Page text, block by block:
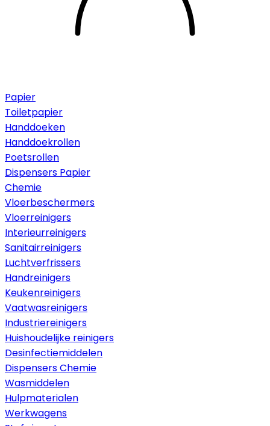
Papier
Toiletpapier
Handdoeken
Handdoekrollen
Poetsrollen
Dispensers Papier
Chemie
Vloerbeschermers
Vloerreinigers
Interieurreinigers
Sanitairreinigers
Luchtverfrissers
Handreinigers
Keukenreinigers
Vaatwasreinigers
Industriereinigers
Huishoudelijke reinigers
Desinfectiemiddelen
Dispensers Chemie
Wasmiddelen
Hulpmaterialen
Werkwagens